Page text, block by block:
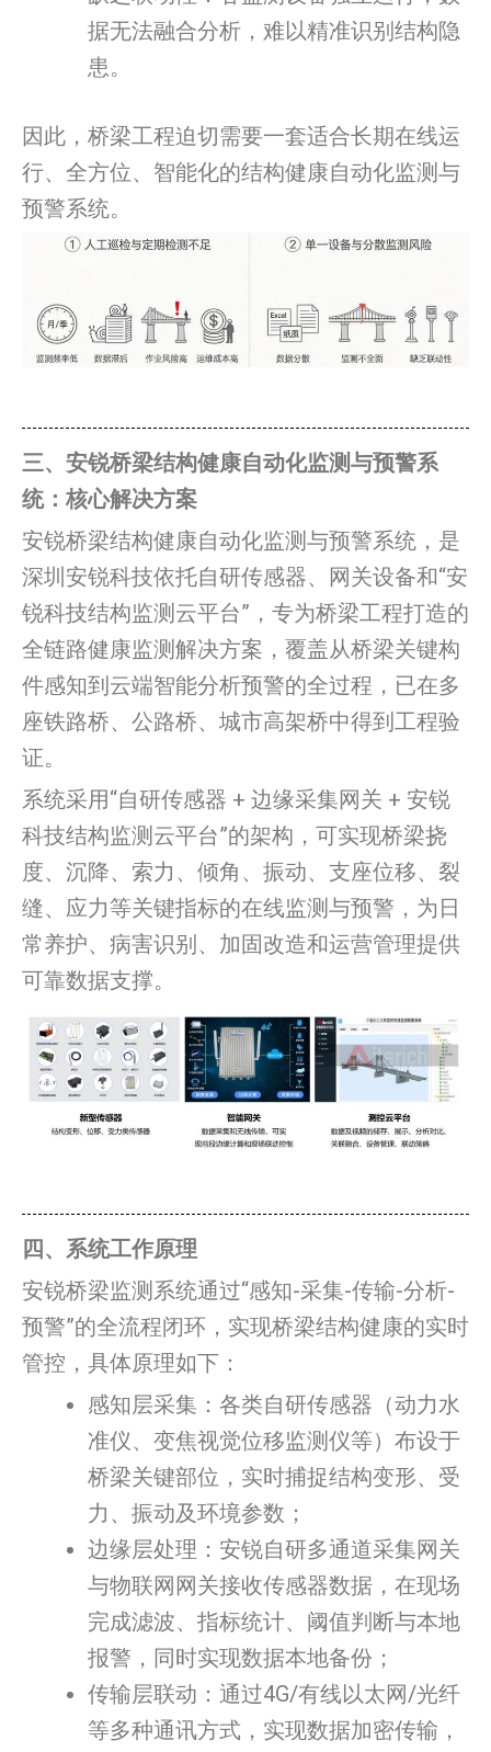
据无法融合分析，难以精准识别结构隐
患。
因此，桥梁工程迫切需要一套适合长期在线运
行、全方位、智能化的结构健康自动化监测与
预警系统。
三、安锐桥梁结构健康自动化监测与预警系
统：核心解决方案
安锐桥梁结构健康自动化监测与预警系统，是
深圳安锐科技依托自研传感器、网关设备和“安
锐科技结构监测云平台”，专为桥梁工程打造的
全链路健康监测解决方案，覆盖从桥梁关键构
件感知到云端智能分析预警的全过程，已在多
座铁路桥、公路桥、城市高架桥中得到工程验
证。
系统采用“自研传感器 + 边缘采集网关 + 安锐
科技结构监测云平台”的架构，可实现桥梁挠
度、沉降、索力、倾角、振动、支座位移、裂
缝、应力等关键指标的在线监测与预警，为日
常养护、病害识别、加固改造和运营管理提供
可靠数据支撑。
四、系统工作原理
安锐桥梁监测系统通过“感知-采集-传输-分析-
预警”的全流程闭环，实现桥梁结构健康的实时
管控，具体原理如下：
感知层采集：各类自研传感器（动力水
准仪、变焦视觉位移监测仪等）布设于
桥梁关键部位，实时捕捉结构变形、受
力、振动及环境参数；
边缘层处理：安锐自研多通道采集网关
与物联网网关接收传感器数据，在现场
完成滤波、指标统计、阈值判断与本地
报警，同时实现数据本地备份；
传输层联动：通过4G/有线以太网/光纤
等多种通讯方式，实现数据加密传输，